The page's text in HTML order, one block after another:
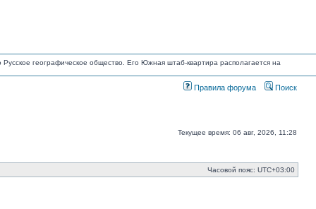
географическое общество. Его Южная штаб-квартира располагается на
Правила форума Поиск
Текущее время: 06 авг, 2026, 11:28
Часовой пояс: UTC+03:00